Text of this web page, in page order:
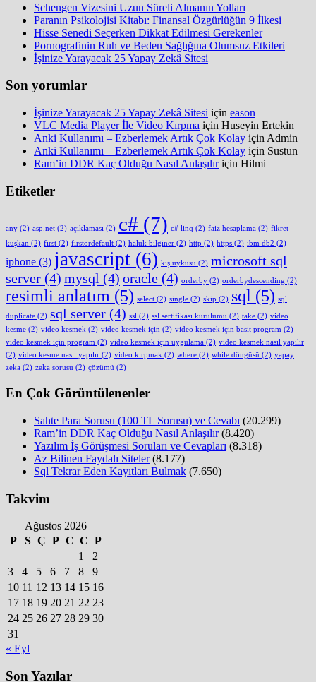
Schengen Vizesini Uzun Süreli Almanın Yolları
Paranın Psikolojisi Kitabı: Finansal Özgürlüğün 9 İlkesi
Hisse Senedi Seçerken Dikkat Edilmesi Gerekenler
Pornografinin Ruh ve Beden Sağlığına Olumsuz Etkileri
İşinize Yarayacak 25 Yapay Zekâ Sitesi
Son yorumlar
İşinize Yarayacak 25 Yapay Zekâ Sitesi için eason
VLC Media Player İle Video Kırpma için Huseyin Ertekin
Anki Kullanımı – Ezberlemek Artık Çok Kolay için Admin
Anki Kullanımı – Ezberlemek Artık Çok Kolay için Sustun
Ram’in DDR Kaç Olduğu Nasıl Anlaşılıriçin Hilmi
Etiketler
any (2) asp.net (2) açıklaması (2) c# (7) c# linq (2) faiz hesaplama (2) fikret
kuşkan (2) first (2) firstordefault (2) haluk bilginer (2) http (2) https (2) ibm db2 (2)
iphone (3) javascript (6) kış uykusu (2) microsoft sql
server (4) mysql (4) oracle (4) orderby (2) orderbydescending (2)
resimli anlatım (5) select (2) single (2) skip (2) sql (5) sql
duplicate (2) sql server (4) ssl (2) ssl sertifikası kurulumu (2) take (2) video
kesme (2) video kesmek (2) video kesmek için (2) video kesmek için basit program (2)
video kesmek için program (2) video kesmek için uygulama (2) video kesmek nasıl yapılır
(2) video kesme nasıl yapılır (2) video kırpmak (2) where (2) while döngüsü (2) yapay
zeka (2) zeka sorusu (2) çözümü (2)
En Çok Görüntülenenler
Sahte Para Sorusu (100 TL Sorusu) ve Cevabı (20.299)
Ram’in DDR Kaç Olduğu Nasıl Anlaşılır (8.420)
Yazılım İş Görüşmesi Soruları ve Cevapları (8.318)
Az Bilinen Faydalı Siteler (8.177)
Sql Tekrar Eden Kayıtları Bulmak (7.650)
Takvim
Ağustos 2026
P
S Ç P C C P
1
2
3
4 5 6 7 8
9
10 11 12 13 14 15 16
17 18 19 20 21 22 23
24 25 26 27 28 29 30
31
« Eyl
Son Yazılar